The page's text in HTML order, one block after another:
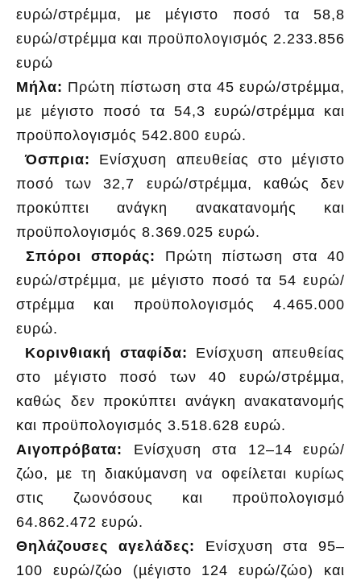
ευρώ/στρέµµα, µε µέγιστο ποσό τα 58,8
ευρώ/στρέµµα και προϋπολογισµός 2.233.856
ευρώ
Μήλα: Πρώτη πίστωση στα 45 ευρώ/στρέµµα,
µε µέγιστο ποσό τα 54,3 ευρώ/στρέµµα και
προϋπολογισµός 542.800 ευρώ.
Όσπρια: Ενίσχυση απευθείας στο µέγιστο
ποσό των 32,7 ευρώ/στρέµµα, καθώς δεν
προκύπτει ανάγκη ανακατανοµής και
προϋπολογισµός 8.369.025 ευρώ.
Σπόροι σποράς: Πρώτη πίστωση στα 40
ευρώ/στρέµµα, µε µέγιστο ποσό τα 54 ευρώ/
στρέµµα και προϋπολογισµός 4.465.000
ευρώ.
Κορινθιακή σταφίδα: Ενίσχυση απευθείας
στο µέγιστο ποσό των 40 ευρώ/στρέµµα,
καθώς δεν προκύπτει ανάγκη ανακατανοµής
και προϋπολογισµός 3.518.628 ευρώ.
Αιγοπρόβατα: Ενίσχυση στα 12–14 ευρώ/
ζώο, µε τη διακύµανση να οφείλεται κυρίως
στις ζωονόσους και προϋπολογισµό
64.862.472 ευρώ.
Θηλάζουσες αγελάδες: Ενίσχυση στα 95–
100 ευρώ/ζώο (µέγιστο 124 ευρώ/ζώο) και